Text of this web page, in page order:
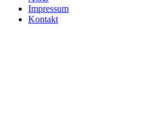
Impressum
Kontakt